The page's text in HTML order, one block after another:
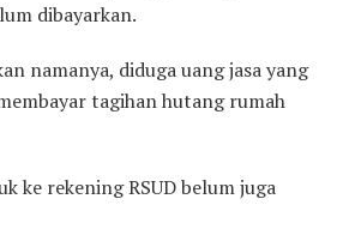
dibayarkan.
namanya, diduga uang jasa yang
tagihan hutang rumah
ke rekening RSUD belum juga